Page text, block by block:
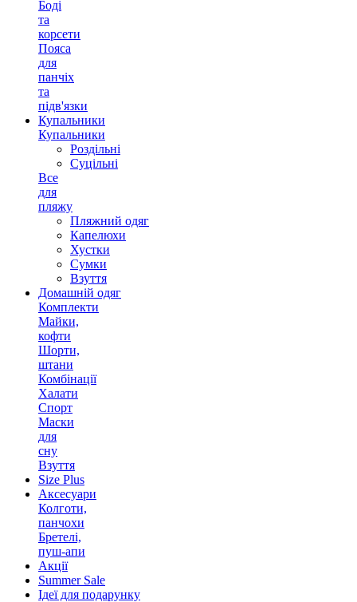
Боді
та
корсети
Пояса
для
панчіх
та
підв'язки
Купальники
Купальники
Роздільні
Суцільні
Все
для
пляжу
Пляжний одяг
Капелюхи
Хустки
Сумки
Взуття
Домашній одяг
Комплекти
Майки,
кофти
Шорти,
штани
Комбінації
Халати
Спорт
Маски
для
сну
Взуття
Size Plus
Аксесуари
Колготи,
панчохи
Бретелі,
пуш-апи
Акції
Summer Sale
Ідеї для подарунку